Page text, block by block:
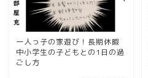
一人っ子の家遊び！長期休暇
中小学生の子どもとの1日の過
ごし方